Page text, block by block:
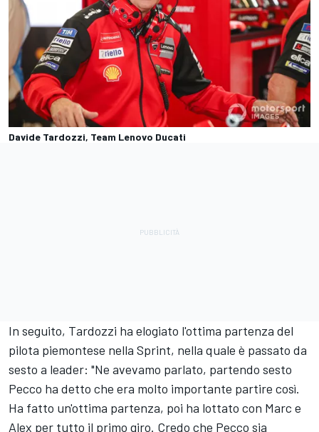
Davide Tardozzi, Team Lenovo Ducati
In seguito, Tardozzi ha elogiato l'ottima partenza del
pilota piemontese nella Sprint, nella quale è passato da
sesto a leader: "Ne avevamo parlato, partendo sesto
Pecco ha detto che era molto importante partire così.
Ha fatto un'ottima partenza, poi ha lottato con Marc e
Alex per tutto il primo giro. Credo che Pecco sia